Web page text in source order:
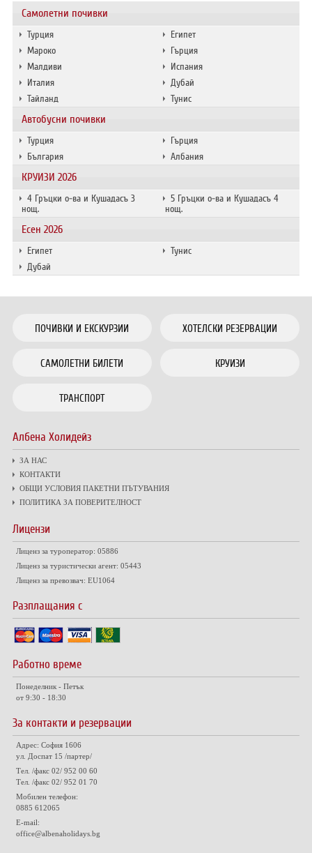
Самолетни почивки
Турция
Египет
Мароко
Гърция
Малдиви
Испания
Италия
Дубай
Тайланд
Тунис
Автобусни почивки
Турция
Гърция
България
Албания
КРУИЗИ 2026
4 Гръцки о-ва и Кушадасъ 3
нощ.
5 Гръцки о-ва и Кушадасъ 4
нощ.
Есен 2026
Египет
Тунис
Дубай
ПОЧИВКИ И ЕКСКУРЗИИ ХОТЕЛСКИ РЕЗЕРВАЦИИ
САМОЛЕТНИ БИЛЕТИ КРУИЗИ
ТРАНСПОРТ
Албена Холидейз
ЗА НАС
КОНТАКТИ
ОБЩИ УСЛОВИЯ ПАКЕТНИ ПЪТУВАНИЯ
ПОЛИТИКА ЗА ПОВЕРИТЕЛНОСТ
Лицензи
Лиценз за туроператор: 05886
Лиценз за туристически агент: 05443
Лиценз за превозвач: EU1064
Разплащания с
Работно време
Понеделник - Петък
от 9:30 - 18:30
За контакти и резервации
Адрес: София 1606
ул. Доспат 15 /партер/
Тел. /факс 02/ 952 00 60
Тел. /факс 02/ 952 01 70
Мобилен телефон:
0885 612065
E-mail:
office@albenaholidays.bg